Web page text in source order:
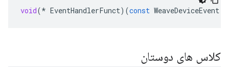
void(* EventHandlerFunct)(const WeaveDeviceEvent
کلاس های دوستان